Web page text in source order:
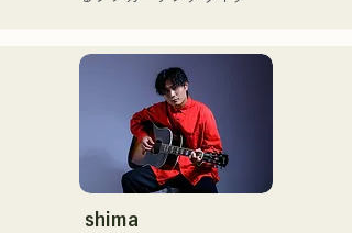
ブザーを獲得し、その後ス
もゴールデンブザーを獲得
した、ノボせもんなべの応
援歌「ゴールデンブザー」
や、アメリカ留学時代の心
友とコライトした本格的カ
ントリーソング「Life Goes
それらの楽曲を揃えた自身
ユニット
コロナ禍に入り、音楽で山
口県を盛り上げたいという
思いからユニットを始動。
当初は動画配信サイトでの
活動のみだったが、2020年
12月より、山口県の地元イ
shima